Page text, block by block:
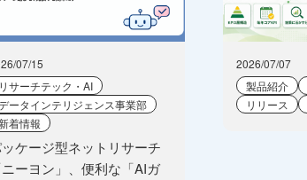
07/15
リサーチテック・AI
ータインテリジェンス事業部
着情報
ケージ型ネットリサーチ
ニーヨン」、便利な「AIガ
2026/07/07
製品紹介
リリース